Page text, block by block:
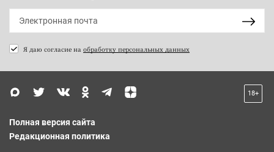
Я даю согласие на обработку персональных данных
18+
Полная версия сайта
Редакционная политика